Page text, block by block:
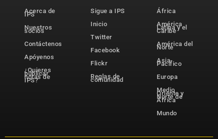
Acerca de
IPS
Nuestros
socios
Contáctenos
Apóyenos
¿Quieres
publicar
notas de
IPS?
Sigue a IPS
Inicio
Twitter
Facebook
Flickr
Reglas de
comunidad
África
América
Latina y el
Caribe
América del
Norte
Asia-
Pacífico
Europa
Medio
Oriente y
Norte de
África
Mundo